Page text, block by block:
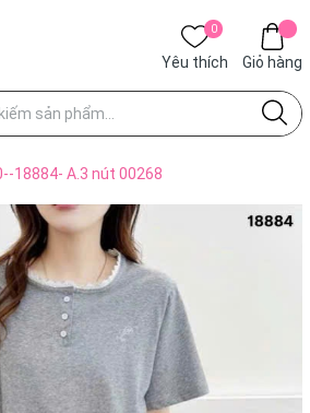
0
Yêu thích Giỏ hàng
18884- A.3 nút 00268